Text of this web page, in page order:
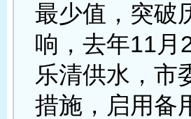
最少值，突破
响，去年11月
乐清供水，市
措施，启用备